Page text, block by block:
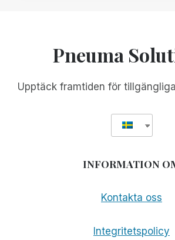
Pneuma
Upptäck framtiden för
INFORMATION
Kontakta oss
Integritetspolicy